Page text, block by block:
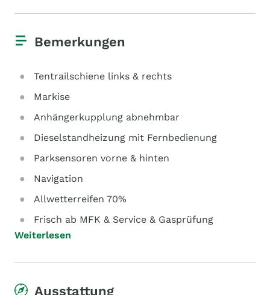
Bemerkungen
Tentrailschiene links & rechts
Markise
Anhängerkupplung abnehmbar
Dieselstandheizung mit Fernbedienung
Parksensoren vorne & hinten
Navigation
Allwetterreifen 70%
Frisch ab MFK & Service & Gasprüfung
Weiterlesen
Ausstattung